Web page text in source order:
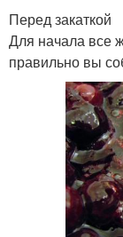
Перед закаткой
Для начала все
правильно вы